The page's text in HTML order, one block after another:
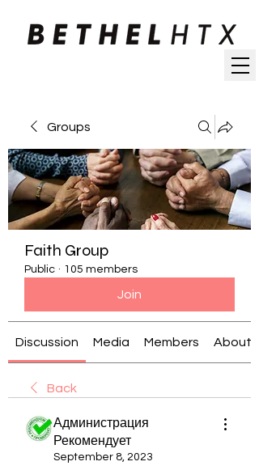
Groups
Faith Group
Public · 105 members
Join
Discussion Media Members About
Back
Администрация
Рекомендует
September 8, 2023